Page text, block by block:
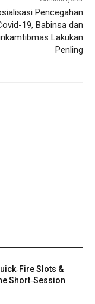
Pencegahan
19, Babinsa dan
Lakukan
Penling
Slots &
Short‑Session